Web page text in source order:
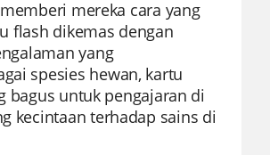
mereka cara yang
flash dikemas dengan
yang
spesies hewan, kartu
bagus untuk pengajaran di
kecintaan terhadap sains di